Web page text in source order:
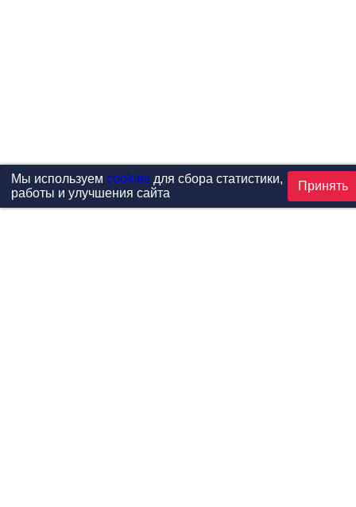
Мы используем cookiesдля сбора статистики,
работы и улучшения сайта
Принять